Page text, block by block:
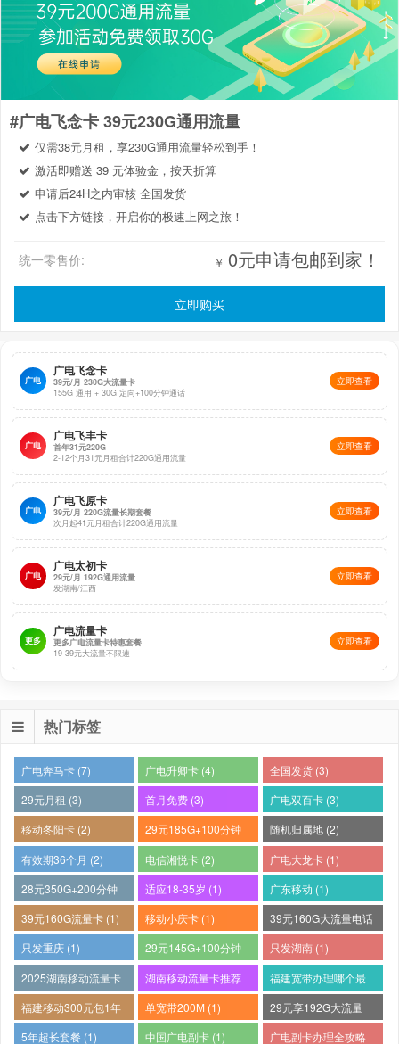
#广电飞念卡 39元230G通用流量
仅需38元月租，享230G通用流量轻松到手！
激活即赠送 39 元体验金，按天折算
申请后24H之内审核 全国发货
点击下方链接，开启你的极速上网之旅！
￥ 0元申请包邮到家！
统一零售价:
立即购买
广电
广电飞念卡
39元/月 230G大流量卡
155G 通用 + 30G 定向+100分钟通话
立即查看
广电
广电飞丰卡
首年31元220G
2-12个月31元月租合计220G通用流量
立即查看
广电
广电飞原卡
39元/月 220G流量长期套餐
次月起41元月租合计220G通用流量
立即查看
广电
广电太初卡
29元/月 192G通用流量
发湖南/江西
立即查看
更多
广电流量卡
更多广电流量卡特惠套餐
19-39元大流量不限速
立即查看
热门标签
广电奔马卡 (7) 广电升卿卡 (4)
全国发货 (3)
29元月租 (3)
首月免费 (3)
广电双百卡 (3)
移动冬阳卡 (2)
29元185G+100分钟
(2)
随机归属地 (2)
有效期36个月 (2)
电信湘悦卡 (2)
广电大龙卡 (1)
28元350G+200分钟
(1)
适应18-35岁 (1)
广东移动 (1)
39元160G流量卡 (1)
移动小庆卡 (1)
39元160G大流量电话
卡 (1)
只发重庆 (1)
29元145G+100分钟
(1)
只发湖南 (1)
2025湖南移动流量卡
哪个好 (1)
湖南移动流量卡推荐
(1)
福建宽带办理哪个最
便宜 (1)
福建移动300元包1年
(1)
单宽带200M (1)
29元享192G大流量
(1)
5年超长套餐 (1) 中国广电副卡 (1) 广电副卡办理全攻略